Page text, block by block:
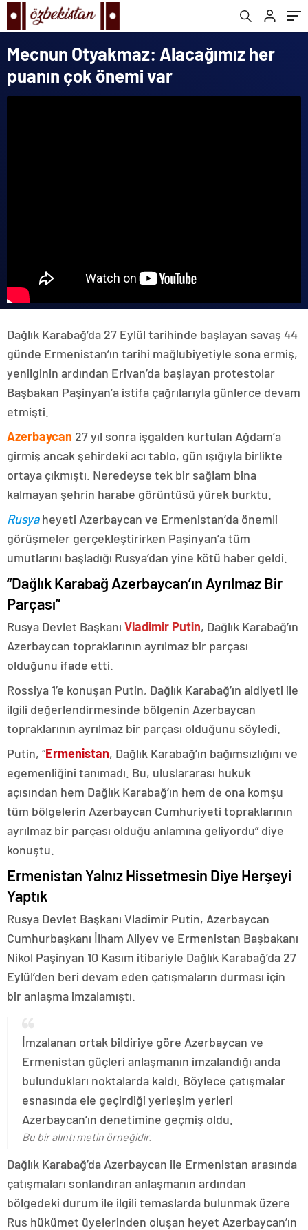
Mecnun Otyakmaz: Alacağımız her
puanın çok önemi var
Dağlık Karabağ’da 27 Eylül tarihinde başlayan savaş 44
günde Ermenistan’ın tarihi mağlubiyetiyle sona ermiş,
yenilginin ardından Erivan’da başlayan protestolar
Başbakan Paşinyan’a istifa çağrılarıyla günlerce devam
etmişti.
Azerbaycan 27 yıl sonra işgalden kurtulan Ağdam’a
girmiş ancak şehirdeki acı tablo, gün ışığıyla birlikte
ortaya çıkmıştı. Neredeyse tek bir sağlam bina
kalmayan şehrin harabe görüntüsü yürek burktu.
Rusyaheyeti Azerbaycan ve Ermenistan’da önemli
görüşmeler gerçekleştirirken Paşinyan’a tüm
umutlarını başladığı Rusya’dan yine kötü haber geldi.
“Dağlık Karabağ Azerbaycan’ın Ayrılmaz Bir
Parçası”
Rusya Devlet Başkanı Vladimir Putin, Dağlık Karabağ’ın
Azerbaycan topraklarının ayrılmaz bir parçası
olduğunu ifade etti.
Rossiya 1’e konuşan Putin, Dağlık Karabağ’ın aidiyeti ile
ilgili değerlendirmesinde bölgenin Azerbaycan
topraklarının ayrılmaz bir parçası olduğunu söyledi.
Putin, “Ermenistan, Dağlık Karabağ’ın bağımsızlığını ve
egemenliğini tanımadı. Bu, uluslararası hukuk
açısından hem Dağlık Karabağ’ın hem de ona komşu
tüm bölgelerin Azerbaycan Cumhuriyeti topraklarının
ayrılmaz bir parçası olduğu anlamına geliyordu” diye
konuştu.
Ermenistan Yalnız Hissetmesin Diye Herşeyi
Yaptık
Rusya Devlet Başkanı Vladimir Putin, Azerbaycan
Cumhurbaşkanı İlham Aliyev ve Ermenistan Başbakanı
Nikol Paşinyan 10 Kasım itibariyle Dağlık Karabağ’da 27
Eylül’den beri devam eden çatışmaların durması için
bir anlaşma imzalamıştı.
İmzalanan ortak bildiriye göre Azerbaycan ve
Ermenistan güçleri anlaşmanın imzalandığı anda
bulundukları noktalarda kaldı. Böylece çatışmalar
esnasında ele geçirdiği yerleşim yerleri
Azerbaycan’ın denetimine geçmiş oldu.
Bu bir alıntı metin örneğidir.
Dağlık Karabağ’da Azerbaycan ile Ermenistan arasında
çatışmaları sonlandıran anlaşmanın ardından
bölgedeki durum ile ilgili temaslarda bulunmak üzere
Rus hükümet üyelerinden oluşan heyet Azerbaycan’ın